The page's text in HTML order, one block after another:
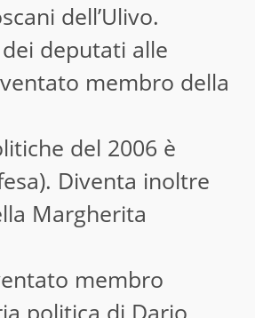
dell’Ulivo.
deputati alle
membro della
del 2006 è
Diventa inoltre
Margherita
membro